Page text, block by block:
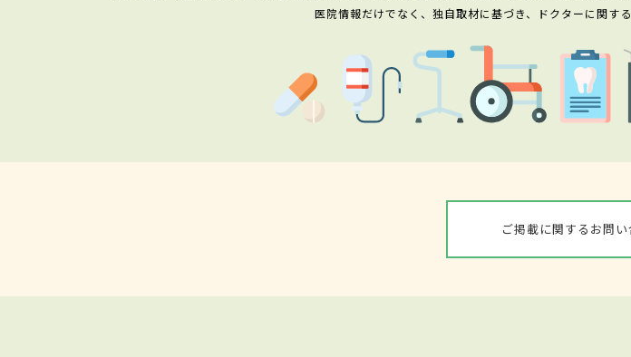
医院情報だけでなく、独自取材に基づき、ドクターに関す
ご掲載に関するお問